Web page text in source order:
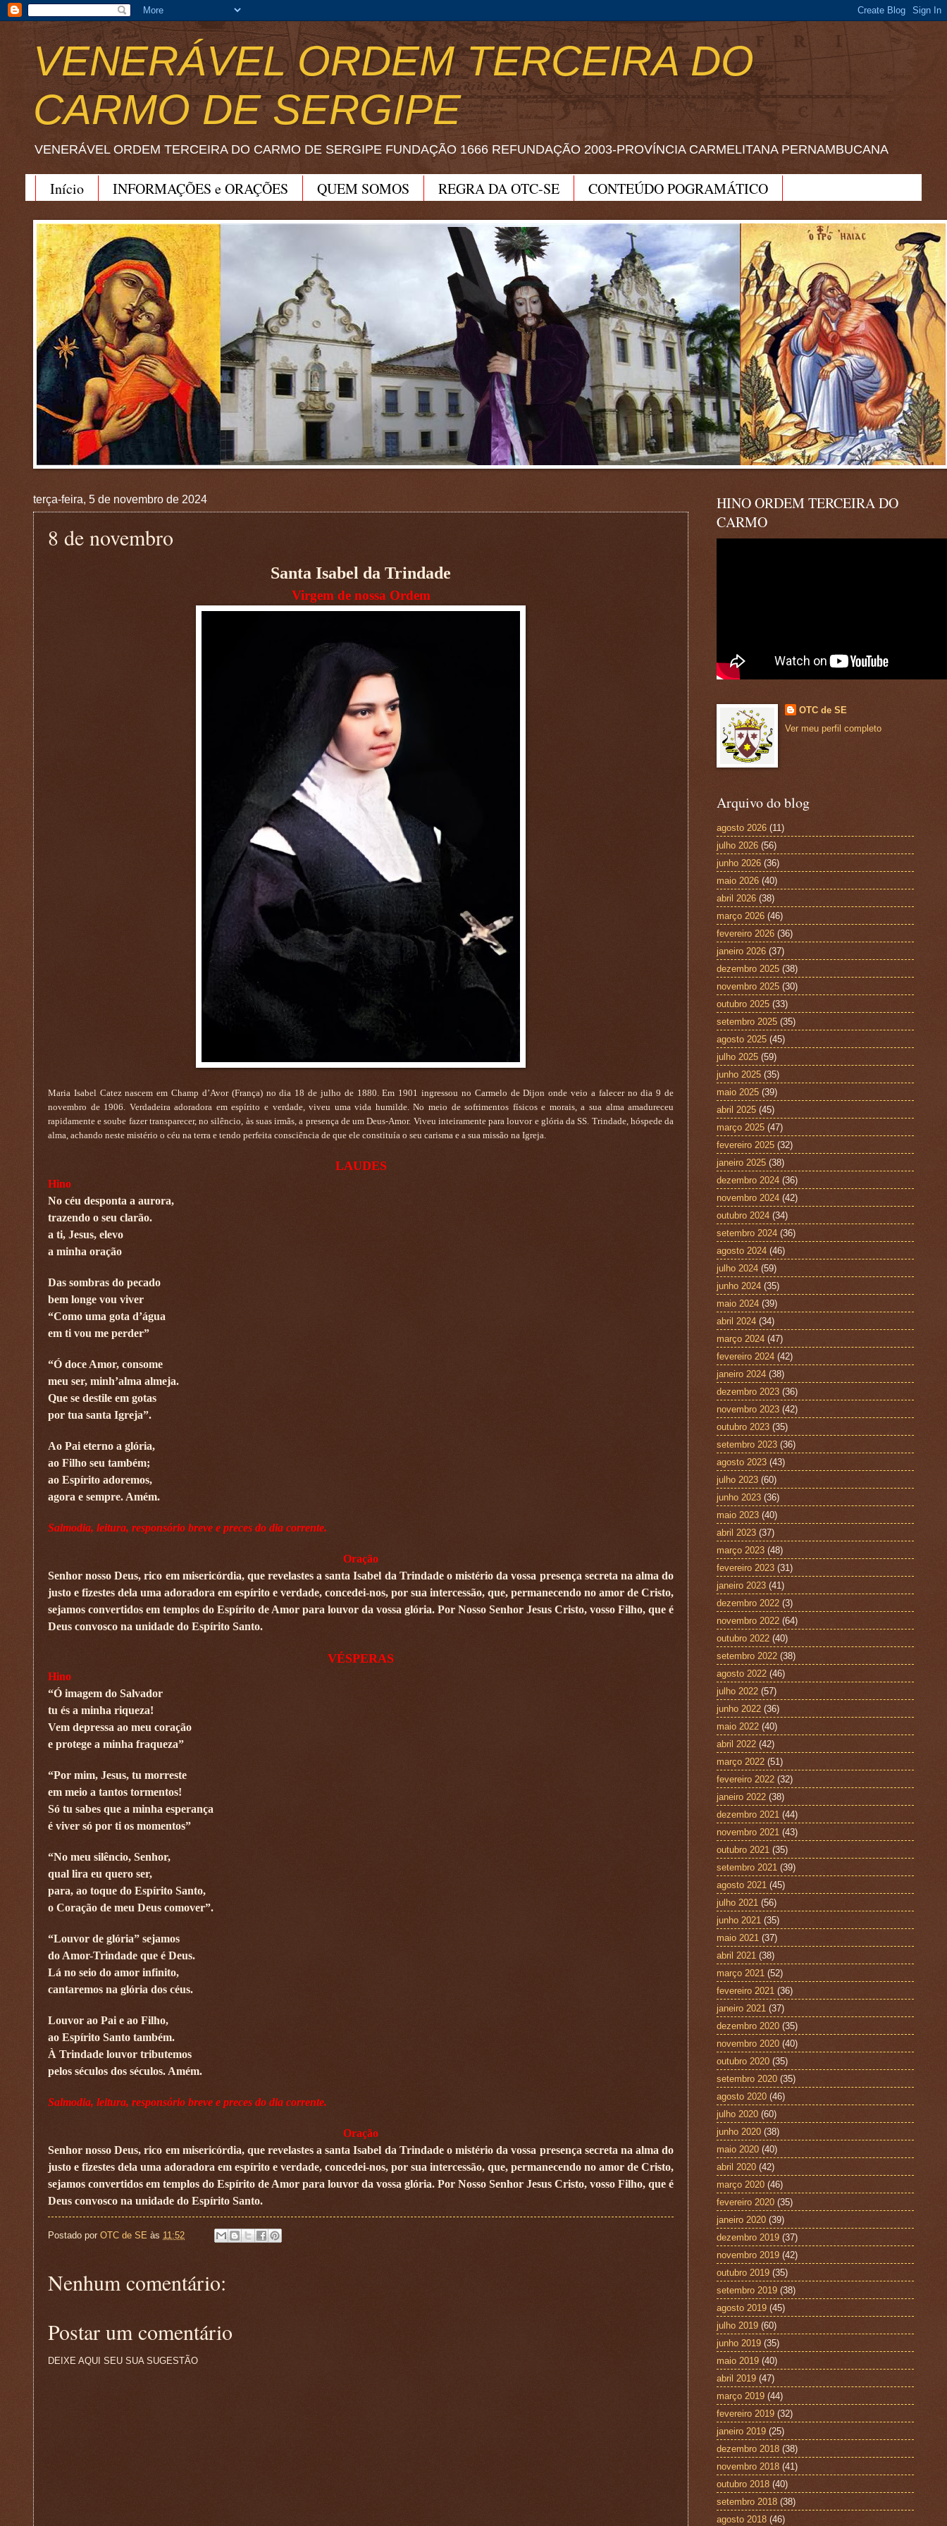
VENERÁVEL ORDEM TERCEIRA DO
CARMO DE SERGIPE
VENERÁVEL ORDEM TERCEIRA DO CARMO DE SERGIPE FUNDAÇÃO 1666 REFUNDAÇÃO 2003-PROVÍNCIA CARMELITANA PERNAMBUCANA
Início INFORMAÇÕES e ORAÇÕES QUEM SOMOS REGRA DA OTC-SE
CONTEÚDO POGRAMÁTICO
terça-feira, 5 de novembro de 2024
8 de novembro
Santa Isabel da Trindade
Virgem de nossa Ordem
Maria Isabel Catez nascem em Champ d’Avor (França) no dia 18 de julho de 1880. Em 1901 ingressou no Carmelo de Dijon onde veio a falecer no dia 9 de
novembro de 1906. Verdadeira adoradora em espírito e verdade, viveu uma vida humilde. No meio de sofrimentos físicos e morais, a sua alma amadureceu
rapidamente e soube fazer transparecer, no silêncio, às suas irmãs, a presença de um Deus-Amor. Viveu inteiramente para louvor e glória da SS. Trindade, hóspede da
alma, achando neste mistério o céu na terra e tendo perfeita consciência de que ele constituía o seu carisma e a sua missão na Igreja.
LAUDES
Hino
No céu desponta a aurora,
trazendo o seu clarão.
a ti, Jesus, elevo
a minha oração
Das sombras do pecado
bem longe vou viver
“Como uma gota d’água
em ti vou me perder”
“Ó doce Amor, consome
meu ser, minh’alma almeja.
Que se destile em gotas
por tua santa Igreja”.
Ao Pai eterno a glória,
ao Filho seu também;
ao Espírito adoremos,
agora e sempre. Amém.
Salmodia, leitura, responsório breve e preces do dia corrente.
Oração
Senhor nosso Deus, rico em misericórdia, que revelastes a santa Isabel da Trindade o mistério da vossa presença secreta na alma do
justo e fizestes dela uma adoradora em espírito e verdade, concedei-nos, por sua intercessão, que, permanecendo no amor de Cristo,
sejamos convertidos em templos do Espírito de Amor para louvor da vossa glória. Por Nosso Senhor Jesus Cristo, vosso Filho, que é
Deus convosco na unidade do Espírito Santo.
VÉSPERAS
Hino
“Ó imagem do Salvador
tu és a minha riqueza!
Vem depressa ao meu coração
e protege a minha fraqueza”
“Por mim, Jesus, tu morreste
em meio a tantos tormentos!
Só tu sabes que a minha esperança
é viver só por ti os momentos”
“No meu silêncio, Senhor,
qual lira eu quero ser,
para, ao toque do Espírito Santo,
o Coração de meu Deus comover”.
“Louvor de glória” sejamos
do Amor-Trindade que é Deus.
Lá no seio do amor infinito,
cantaremos na glória dos céus.
Louvor ao Pai e ao Filho,
ao Espírito Santo também.
À Trindade louvor tributemos
pelos séculos dos séculos. Amém.
Salmodia, leitura, responsório breve e preces do dia corrente.
Oração
Senhor nosso Deus, rico em misericórdia, que revelastes a santa Isabel da Trindade o mistério da vossa presença secreta na alma do
justo e fizestes dela uma adoradora em espírito e verdade, concedei-nos, por sua intercessão, que, permanecendo no amor de Cristo,
sejamos convertidos em templos do Espírito de Amor para louvor da vossa glória. Por Nosso Senhor Jesus Cristo, vosso Filho, que é
Deus convosco na unidade do Espírito Santo.
Postado por OTC de SE às 11:52
Nenhum comentário:
Postar um comentário
DEIXE AQUI SEU SUA SUGESTÃO
HINO ORDEM TERCEIRA DO
CARMO
OTC de SE
Ver meu perfil completo
Arquivo do blog
agosto 2026 (11)
julho 2026 (56)
junho 2026 (36)
maio 2026 (40)
abril 2026 (38)
março 2026 (46)
fevereiro 2026 (36)
janeiro 2026 (37)
dezembro 2025 (38)
novembro 2025 (30)
outubro 2025 (33)
setembro 2025 (35)
agosto 2025 (45)
julho 2025 (59)
junho 2025 (35)
maio 2025 (39)
abril 2025 (45)
março 2025 (47)
fevereiro 2025 (32)
janeiro 2025 (38)
dezembro 2024 (36)
novembro 2024 (42)
outubro 2024 (34)
setembro 2024 (36)
agosto 2024 (46)
julho 2024 (59)
junho 2024 (35)
maio 2024 (39)
abril 2024 (34)
março 2024 (47)
fevereiro 2024 (42)
janeiro 2024 (38)
dezembro 2023 (36)
novembro 2023 (42)
outubro 2023 (35)
setembro 2023 (36)
agosto 2023 (43)
julho 2023 (60)
junho 2023 (36)
maio 2023 (40)
abril 2023 (37)
março 2023 (48)
fevereiro 2023 (31)
janeiro 2023 (41)
dezembro 2022 (3)
novembro 2022 (64)
outubro 2022 (40)
setembro 2022 (38)
agosto 2022 (46)
julho 2022 (57)
junho 2022 (36)
maio 2022 (40)
abril 2022 (42)
março 2022 (51)
fevereiro 2022 (32)
janeiro 2022 (38)
dezembro 2021 (44)
novembro 2021 (43)
outubro 2021 (35)
setembro 2021 (39)
agosto 2021 (45)
julho 2021 (56)
junho 2021 (35)
maio 2021 (37)
abril 2021 (38)
março 2021 (52)
fevereiro 2021 (36)
janeiro 2021 (37)
dezembro 2020 (35)
novembro 2020 (40)
outubro 2020 (35)
setembro 2020 (35)
agosto 2020 (46)
julho 2020 (60)
junho 2020 (38)
maio 2020 (40)
abril 2020 (42)
março 2020 (46)
fevereiro 2020 (35)
janeiro 2020 (39)
dezembro 2019 (37)
novembro 2019 (42)
outubro 2019 (35)
setembro 2019 (38)
agosto 2019 (45)
julho 2019 (60)
junho 2019 (35)
maio 2019 (40)
abril 2019 (47)
março 2019 (44)
fevereiro 2019 (32)
janeiro 2019 (25)
dezembro 2018 (38)
novembro 2018 (41)
outubro 2018 (40)
setembro 2018 (38)
agosto 2018 (46)